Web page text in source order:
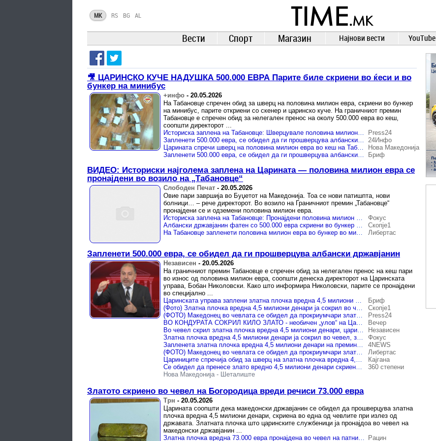
TIME.mk
ВЕСТИ
NEWS
MK RS BG AL
Вести Спорт Магазин Најнови вести YouTube
🎥 ЦАРИНСКО КУЧЕ НАДУШКА 500.000 ЕВРА Парите биле скриени во ќеси и во
бункер на минибус
+инфо - 20.05.2026
На Табановце спречен обид за шверц на половина милион евра, скриени во бункер
на минибус, парите откриени со скенер и царинско куче. На граничниот премин
Табановце е спречен обид за нелегален пренос на околу 500.000 евра во кеш,
соопшти директорот ...
Историска заплена на Табановце: Шверцувале половина милион евра во бункер на минибус
Press24
Запленети 500.000 евра, се обидел да ги прошверцува албански државјанин 24Инфо
Царината спречи шверц на половина милион евра во кеш на Табановце
Нова Македонија
Запленети 500.000 евра, се обидел да ги прошверцува албански државјанин
Бриф
ВИДЕО: Историски најголема заплена на Царината — половина милион евра се
пронајдени во возило на „Табановце“
Слободен Печат - 20.05.2026
Овие пари завршија во Буџетот на Македонија. Тоа се нови патишпта, нови
болници… – рече директорот. Во возило на Граничниот премин „Табановце“
пронајдени се и одземени половина милион евра.
Историска заплена на Табановце: Пронајдени половина милион евра во бункер во минибус
Фокус
Албански државјанин фатен со 500.000 евра скриени во бункер во минибус на Табановце
Скопје1
На Табановце запленети половина милион евра во бункер во минибус
Либертас
Запленети 500.000 евра, се обидел да ги прошверцува албански државјанин
Независен - 20.05.2026
На граничниот премин Табановце е спречен обид за нелегален пренос на кеш пари
во износ од половина милион евра, соопшти денеска директорот на Царинската
управа, Бобан Николовски. Како што информира Николовски, парите се пронајдени
во специјално ...
Царинската управа заплени златна плочка вредна 4,5 милиони денари пронајдена во чевел на патник на граничен премин Богородица
Бриф
(Фото) Златна плочка вредна 4,5 милиони денари ја сокрил во чевел, за да ја шверцува од Гостивар до Истанбул
Скопје1
(ФОТО) Македонец во чевлата се обидел да прокриумчари златна плочка вредна 4,5 милиони денари
Press24
ВО КОНДУРАТА СОКРИЛ КИЛО ЗЛАТО - необичен „улов“ на Царината
Вечер
Во чевел скрил златна плочка вредна 4,5 милиони денари, цариниците го открија
Независен
Златна плочка вредна 4,5 милиони денари ја сокрил во чевел, за да ја шверцува од Гостивар до Истанбул
Фокус
Запленета златна плочка вредна 4,5 милиони денари на преминот Богородица
4NEWS
(ФОТО) Македонец во чевлата се обидел да прокриумчари златна плочка вредна 4,5 милиони денари
Либертас
Цариниците спречија обид за шверц на златна плочка вредна 4,5 милиони денари скриена во чевел
Кајгана
Се обидел да пренесе злато вредно 4,5 милиони денари скриено во чевел, го фатиле цариници на „Богородица“
360 степени
Нова Македонија - Шеталиште
Златото скриено во чевел на Богородица вреди речиси 73.000 евра
Трн - 20.05.2026
Царината соопшти дека македонски државјанин се обидел да прошверцува златна
плочка вредна 4,5 милиони денари, скриена во една од чевлите при излез од
државата. Златната плочка што царинските службеници ја пронајдоа во чевел на
македонски државјанин ...
Златна плочка вредна 73.000 евра пронајдена во чевел на патник на границата со Грција
Рацин